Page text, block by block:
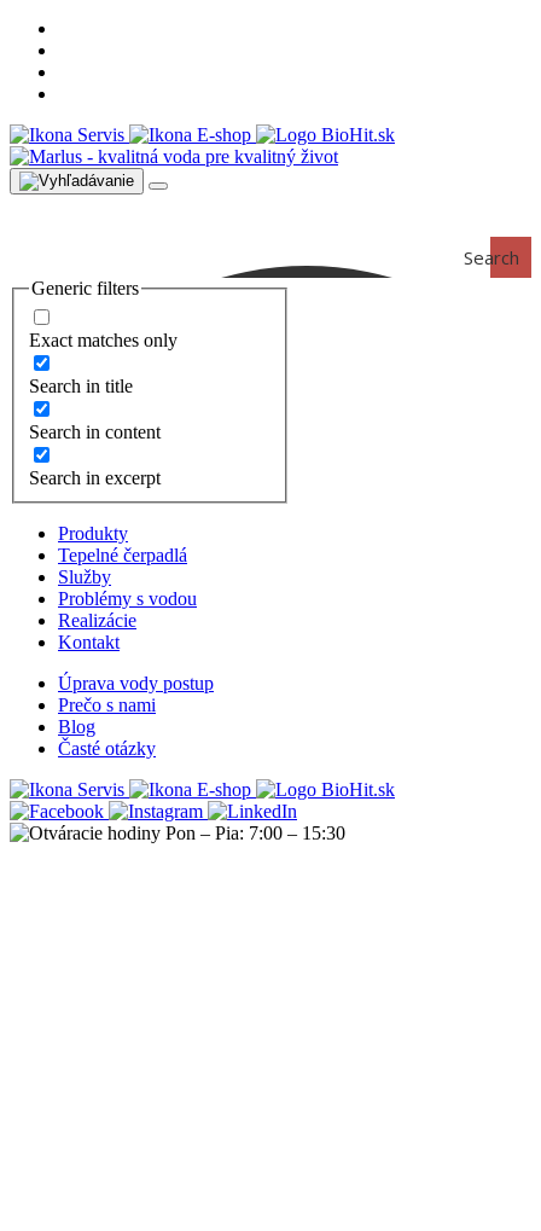
Servis E-shop
Search
Generic filters
Exact matches only
Search in title
Search in content
Search in excerpt
Produkty
Tepelné čerpadlá
Služby
Problémy s vodou
Realizácie
Kontakt
Úprava vody postup
Prečo s nami
Blog
Časté otázky
Servis
E-shop
Pon – Pia: 7:00 – 15:30